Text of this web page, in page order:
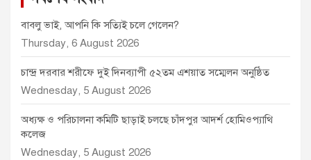
বাবলু ভাই, আপনি কি সত্যিই চলে গেলেন?
Thursday, 6 August 2026
চান্দ্র দরবার শরীফে দুই দিনব্যাপী ৫২তম এশয়াত সম্মেলন অনুষ্ঠিত
Wednesday, 5 August 2026
অধ্যক্ষ ও পরিচালনা কমিটি ছাড়াই চলছে চাঁদপুর আদর্শ হোমিওপ্যাথি
কলেজ
Wednesday, 5 August 2026